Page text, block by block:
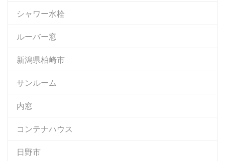
シャワー水栓
ルーバー窓
新潟県柏崎市
サンルーム
内窓
コンテナハウス
日野市